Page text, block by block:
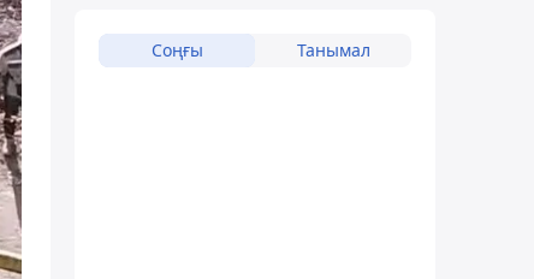
Соңғы Танымал